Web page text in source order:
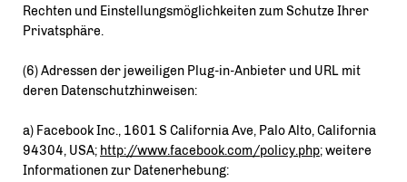
Rechten und Einstellungsmöglichkeiten zum Schutze Ihrer
Privatsphäre.
(6) Adressen der jeweiligen Plug-in-Anbieter und URL mit
deren Datenschutzhinweisen:
a) Facebook Inc., 1601 S California Ave, Palo Alto, California
94304, USA; http://www.facebook.com/policy.php; weitere
Informationen zur Datenerhebung: